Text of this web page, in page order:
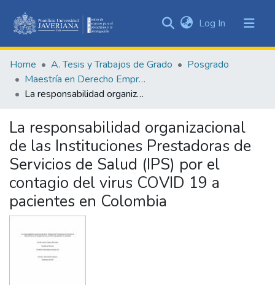
&
Collections
Statistics
Log In (current)
Home A. Tesis y Trabajos de Grado
Posgrado
Maestría en Derecho Empresarial
La responsabilidad organizacional de las Instituciones Prestadoras de Servicios de Salud (IPS) por el contagio del virus COVID 19 a pacientes en Colombia
La responsabilidad organizacional
de las Instituciones Prestadoras de
Servicios de Salud (IPS) por el
contagio del virus COVID 19 a
pacientes en Colombia